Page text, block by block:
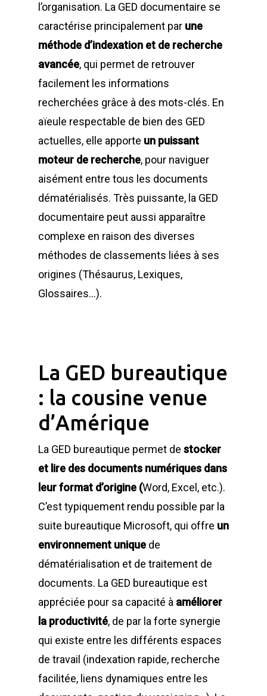
l’organisation. La GED documentaire se
caractérise principalement par une
méthode d’indexation et de recherche
avancée, qui permet de retrouver
facilement les informations
recherchées grâce à des mots-clés. En
aïeule respectable de bien des GED
actuelles, elle apporte un puissant
moteur de recherche, pour naviguer
aisément entre tous les documents
dématérialisés. Très puissante, la GED
documentaire peut aussi apparaître
complexe en raison des diverses
méthodes de classements liées à ses
origines (Thésaurus, Lexiques,
Glossaires…).
La GED bureautique
: la cousine venue
d’Amérique
La GED bureautique permet de stocker
et lire des documents numériques dans
leur format d’origine (Word, Excel, etc.).
C’est typiquement rendu possible par la
suite bureautique Microsoft, qui offre un
environnement unique de
dématérialisation et de traitement de
documents. La GED bureautique est
appréciée pour sa capacité à améliorer
la productivité, de par la forte synergie
qui existe entre les différents espaces
de travail (indexation rapide, recherche
facilitée, liens dynamiques entre les